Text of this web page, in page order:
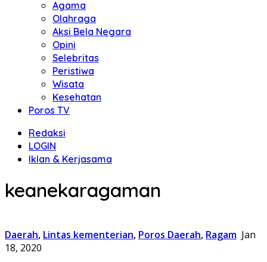
Agama
Olahraga
Aksi Bela Negara
Opini
Selebritas
Peristiwa
Wisata
Kesehatan
Poros TV
Redaksi
LOGIN
Iklan & Kerjasama
keanekaragaman
Daerah, Lintas kementerian, Poros Daerah, Ragam Jan
18, 2020